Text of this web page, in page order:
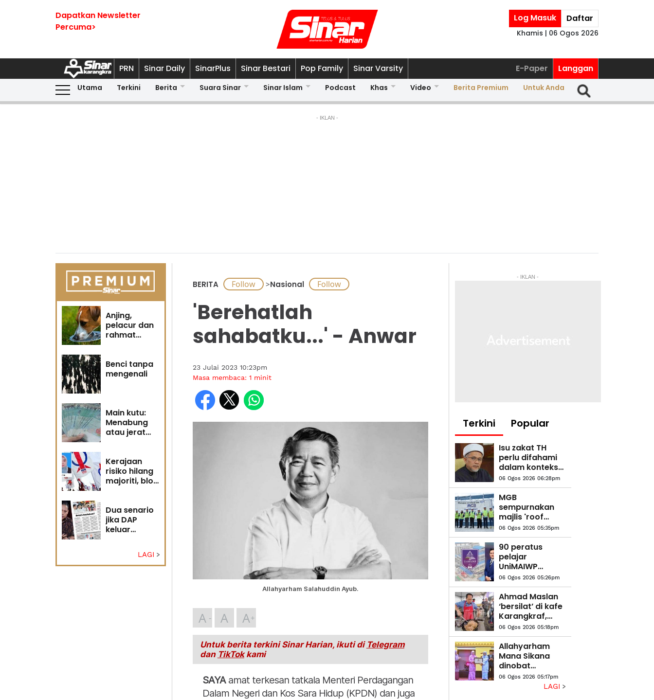
Dapatkan Newsletter
Percuma>
Log Masuk Daftar
Khamis | 06 Ogos 2026
PRN Sinar Daily SinarPlus Sinar Bestari Pop Family Sinar Varsity E-Paper Langgan
Utama Terkini Berita Suara Sinar Sinar Islam Podcast Khas Video Berita Premium Untuk Anda
- IKLAN -
Anjing,
pelacur dan
rahmat
Benci tanpa
mengenali
Main kutu:
Menabung
atau jerat
Kerajaan
risiko hilang
majoriti, blok
semula
Dua senario
jika DAP
keluar
LAGI
BERITA >Nasional
'Berehatlah
sahabatku...' - Anwar
23 Julai 2023 10:23pm
Masa membaca: 1 minit
Allahyarham Salahuddin Ayub.
A A A
Untuk berita terkini Sinar Harian, ikuti di Telegram
dan TikTokkami
SAYAamat terkesan tatkala Menteri Perdagangan
Dalam Negeri dan Kos Sara Hidup (KPDN) dan juga
- IKLAN -
Terkini Popular
Isu zakat TH
perlu difahami
dalam konteks
syariah - Mufti
Pahang
06 Ogos 2026 06:28pm
MGB
sempurnakan
majlis 'roof
topping'
Pangsapuri
Saujana Indah
06 Ogos 2026 05:35pm
90 peratus
pelajar
UniMAIWP
ditawarkan
bantuan am
pelajaran
sehingga
RM10,000
setahun
06 Ogos 2026 05:26pm
Ahmad Maslan
‘bersilat’ di kafe
Karangkraf,
jamu NGAM
petai selambak
06 Ogos 2026 05:18pm
Allahyarham
Mana Sikana
dinobat
penerima
06 Ogos 2026 05:17pm
LAGI